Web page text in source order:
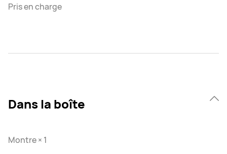
Pris en charge
Dans la boîte
Montre × 1